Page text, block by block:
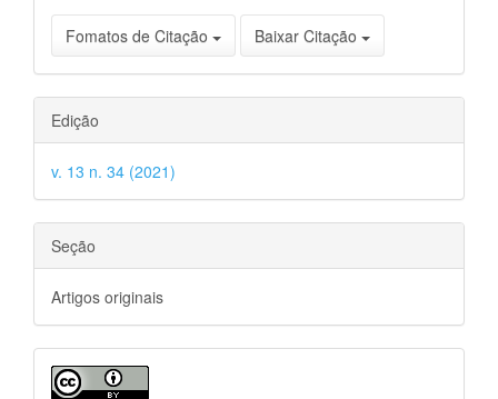
Fomatos de Citação Baixar Citação
Edição
v. 13 n. 34 (2021)
Seção
Artigos originais